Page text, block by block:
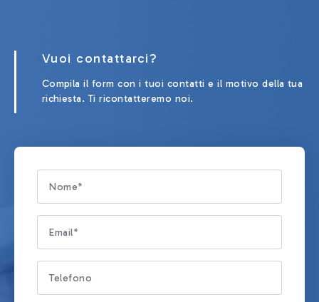
Vuoi contattarci?
Compila il form con i tuoi contatti e il motivo della tua
richiesta. Ti ricontatteremo noi.